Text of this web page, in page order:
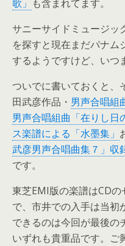
歌」 も含まれてます。
サニーサイドミュージッ
を探すと現在まだパナム
するようですけど、いつ
ついでに書いておくと、
田武彦作品・ 男声合唱組
男声合唱組曲「在りし日
ス楽譜による「水墨集」
武彦男声合唱曲集７」収
です。
東芝EMI版の楽譜はCD
で、市井での入手は当初
できるのは今回が最後の
いずれも貴重品です。ご